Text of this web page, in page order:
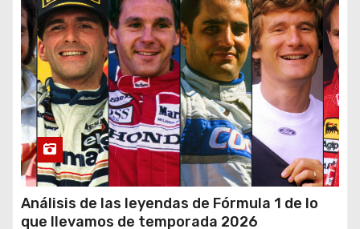
Análisis de las leyendas de Fórmula 1 de lo
que llevamos de temporada 2026